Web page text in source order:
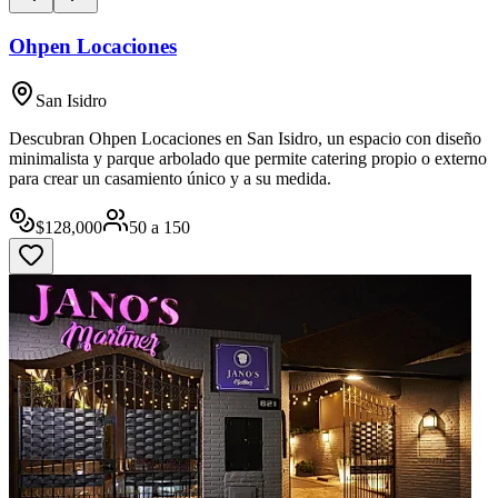
Ohpen Locaciones
San Isidro
Descubran Ohpen Locaciones en San Isidro, un espacio con diseño
minimalista y parque arbolado que permite catering propio o externo
para crear un casamiento único y a su medida.
$128,000 50 a 150